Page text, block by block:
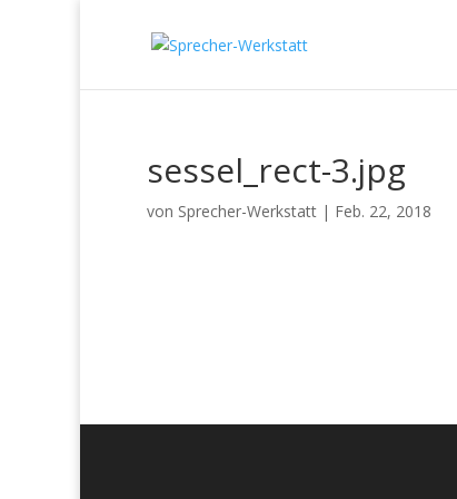
sessel_rect-3.jpg
von Sprecher-Werkstatt | Feb. 22, 2018